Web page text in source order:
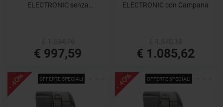
ELECTRONIC senza
€ 997,59
ELECTRONIC con Campana
€ 1.085,62
OFFERTE SPECIALI
- 40% OFFERTE SPECIALI
- 40%